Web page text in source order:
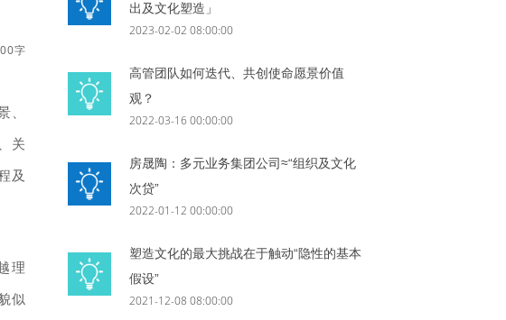
字
关
及
理
似
出及文化塑造」
2023-02-02 08:00:00
高管团队如何迭代、共创使命愿景价值
观？
2022-03-16 00:00:00
房晟陶：多元业务集团公司≈“组织及文化
次贷”
2022-01-12 00:00:00
塑造文化的最大挑战在于触动“隐性的基本
假设”
2021-12-08 08:00:00